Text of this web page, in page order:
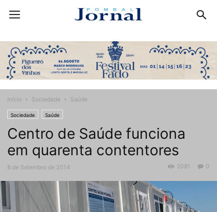
Início Sociedade Saúde
Sociedade Saúde
Centro de Saúde funciona
em quarenta contentores
8 de Setembro de 2014 0
2081